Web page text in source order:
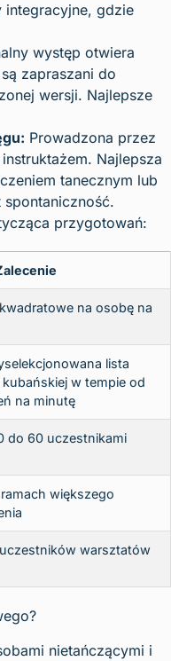
integracyjne, gdzie
występ otwiera
zapraszani do
wersji. Najlepsze
Prowadzona przez
Najlepsza
tanecznym lub
przygotowań:
na osobę na
lista
w tempie od
na minutę
do 60 uczestnikami
większego
warsztatów
nietańczącymi i